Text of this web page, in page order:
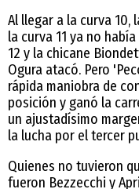
Al llegar a la curva 10,
la curva 11 ya no
12 y la chicane
Ogura atacó. Pero
rápida maniobra de
posición y ganó la
un ajustadísimo
la lucha por el tercer
Quienes no tuvieron
fueron Bezzecchi y